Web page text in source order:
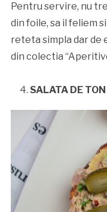
Pentru servire, nu
din foile, sa il feliem
reteta simpla dar de
din colectia
SALATA DE TON